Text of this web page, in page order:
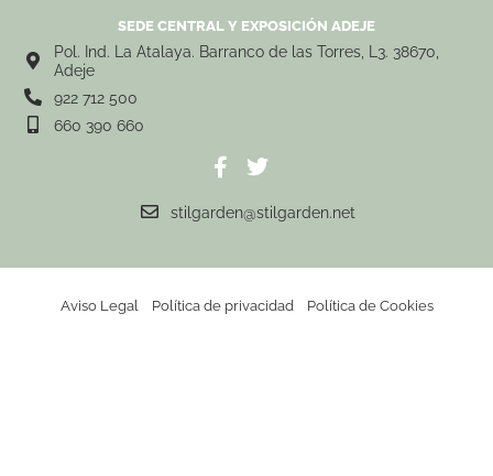
SEDE CENTRAL Y EXPOSICIÓN ADEJE
Pol. Ind. La Atalaya. Barranco de las Torres, L3. 38670,
Adeje
922 712 500
660 390 660
stilgarden@stilgarden.net
Aviso Legal Política de privacidad Política de Cookies